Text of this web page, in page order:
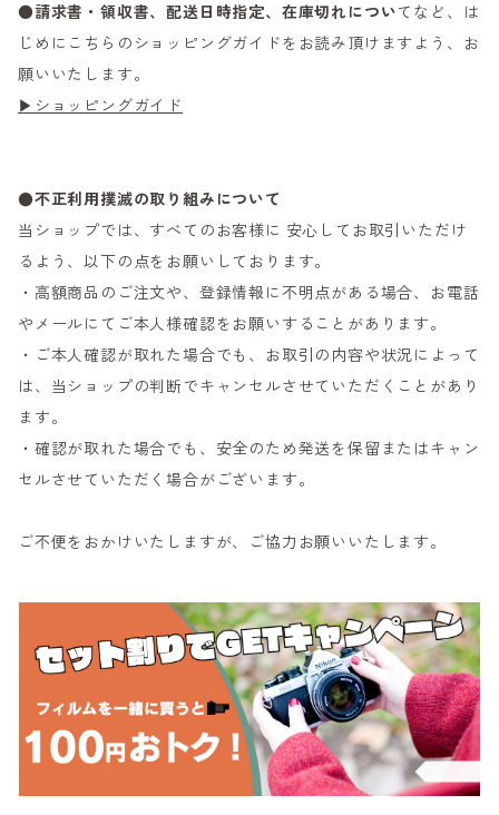
●請求書・領収書、配送日時指定、在庫切れについてなど、は
じめにこちらのショッピングガイドをお読み頂けますよう、お
願いいたします。
▶ショッピングガイド
●不正利用撲滅の取り組みについて
当ショップでは、すべてのお客様に 安心してお取引いただけ
るよう、以下の点をお願いしております。
・高額商品のご注文や、登録情報に不明点がある場合、お電話
やメールにてご本人様確認をお願いすることがあります。
・ご本人確認が取れた場合でも、お取引の内容や状況によって
は、当ショップの判断でキャンセルさせていただくことがあり
ます。
・確認が取れた場合でも、安全のため発送を保留またはキャン
セルさせていただく場合がございます。
ご不便をおかけいたしますが、ご協力お願いいたします。